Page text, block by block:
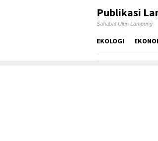
Publikasi
Sahabat Ulun Lampung
EKOLOGI